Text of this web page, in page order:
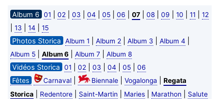
Album 6 01 02 03 04 05| 06 07| 08| 09 10 11 12
13 14 15
Photos Storica Album 1 Album 2 Album 3 Album 4
Album 5| Album 6| Album 7 Album 8
Vidéos Storica 01 02 03 04 05| 06
Fêtes
Carnaval| Biennale| Vogalonga
Regata
Storica| Redentore| Saint-Martin Maries| Marathon
Salute